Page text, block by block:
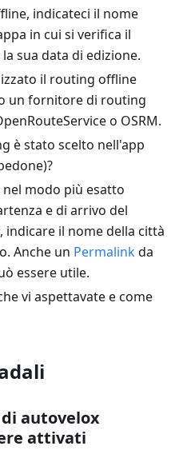
indicateci il nome
in cui si verifica il
sua data di edizione.
il routing offline
un fornitore di routing
o OSRM.
è stato scelto nell'app
modo più esatto
e di arrivo del
indicare il nome della città
Anche un Permalinkda
essere utile.
vi aspettavate e come
autovelox
attivati